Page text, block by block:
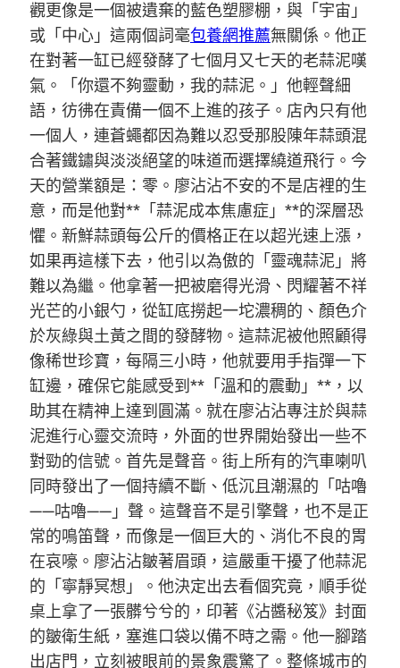
觀更像是一個被遺棄的藍色塑膠棚，與「宇宙」
或「中心」這兩個詞毫包養網推薦無關係。他正
在對著一缸已經發酵了七個月又七天的老蒜泥嘆
氣。「你還不夠靈動，我的蒜泥。」他輕聲細
語，彷彿在責備一個不上進的孩子。店內只有他
一個人，連蒼蠅都因為難以忍受那股陳年蒜頭混
合著鐵鏽與淡淡絕望的味道而選擇繞道飛行。今
天的營業額是：零。廖沾沾不安的不是店裡的生
意，而是他對**「蒜泥成本焦慮症」**的深層恐
懼。新鮮蒜頭每公斤的價格正在以超光速上漲，
如果再這樣下去，他引以為傲的「靈魂蒜泥」將
難以為繼。他拿著一把被磨得光滑、閃耀著不祥
光芒的小銀勺，從缸底撈起一坨濃稠的、顏色介
於灰綠與土黃之間的發酵物。這蒜泥被他照顧得
像稀世珍寶，每隔三小時，他就要用手指彈一下
缸邊，確保它能感受到**「溫和的震動」**，以
助其在精神上達到圓滿。就在廖沾沾專注於與蒜
泥進行心靈交流時，外面的世界開始發出一些不
對勁的信號。首先是聲音。街上所有的汽車喇叭
同時發出了一個持續不斷、低沉且潮濕的「咕嚕
——咕嚕——」聲。這聲音不是引擎聲，也不是正
常的鳴笛聲，而像是一個巨大的、消化不良的胃
在哀嚎。廖沾沾皺著眉頭，這嚴重干擾了他蒜泥
的「寧靜冥想」。他決定出去看個究竟，順手從
桌上拿了一張髒兮兮的，印著《沾醬秘笈》封面
的皺衛生紙，塞進口袋以備不時之需。他一腳踏
出店門，立刻被眼前的景象震驚了。整條城市的